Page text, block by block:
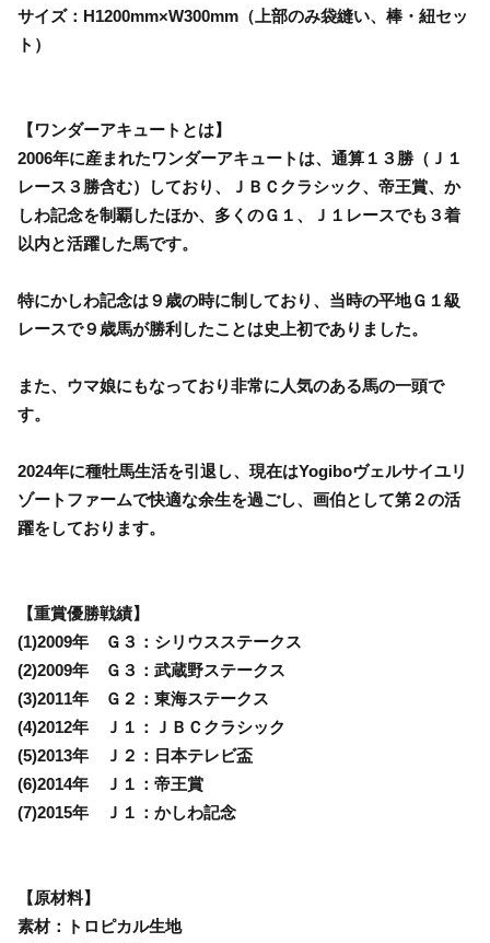
サイズ：H1200mm×W300mm（上部のみ袋縫い、棒・紐セッ
ト）
【ワンダーアキュートとは】
2006年に産まれたワンダーアキュートは、通算１３勝（Ｊ１
レース３勝含む）しており、ＪＢＣクラシック、帝王賞、か
しわ記念を制覇したほか、多くのＧ１、Ｊ１レースでも３着
以内と活躍した馬です。
特にかしわ記念は９歳の時に制しており、当時の平地Ｇ１級
レースで９歳馬が勝利したことは史上初でありました。
また、ウマ娘にもなっており非常に人気のある馬の一頭で
す。
2024年に種牡馬生活を引退し、現在はYogiboヴェルサイユリ
ゾートファームで快適な余生を過ごし、画伯として第２の活
躍をしております。
【重賞優勝戦績】
(1)2009年 Ｇ３：シリウスステークス
(2)2009年 Ｇ３：武蔵野ステークス
(3)2011年 Ｇ２：東海ステークス
(4)2012年 Ｊ１：ＪＢＣクラシック
(5)2013年 Ｊ２：日本テレビ盃
(6)2014年 Ｊ１：帝王賞
(7)2015年 Ｊ１：かしわ記念
【原材料】
素材：トロピカル生地